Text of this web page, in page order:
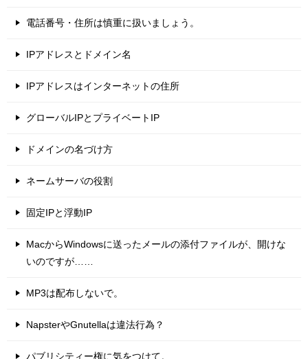
電話番号・住所は慎重に扱いましょう。
IPアドレスとドメイン名
IPアドレスはインターネットの住所
グローバルIPとプライベートIP
ドメインの名づけ方
ネームサーバの役割
固定IPと浮動IP
MacからWindowsに送ったメールの添付ファイルが、開けな
いのですが……
MP3は配布しないで。
NapsterやGnutellaは違法行為？
パブリシティー権に気をつけて。